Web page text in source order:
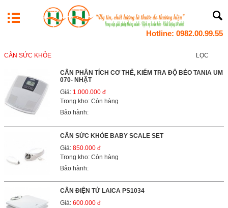
Hotline: 0982.00.99.55
CÂN SỨC KHỎE LỌC
CÂN PHÂN TÍCH CƠ THỂ, KIỂM TRA ĐỘ BÉO TANIA UM
070- NHẬT
Giá: 1.000.000 đ
Trong kho: Còn hàng
Bảo hành:
CÂN SỨC KHỎE BABY SCALE SET
Giá: 850.000 đ
Trong kho: Còn hàng
Bảo hành:
CÂN ĐIỆN TỬ LAICA PS1034
Giá: 600.000 đ